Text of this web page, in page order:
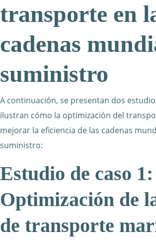
transporte en
cadenas
suministro
A continuación, se presentan dos
ilustran cómo la optimización del
mejorar la eficiencia de las cadenas
suministro:
Estudio de caso 1:
Optimización de
de transporte